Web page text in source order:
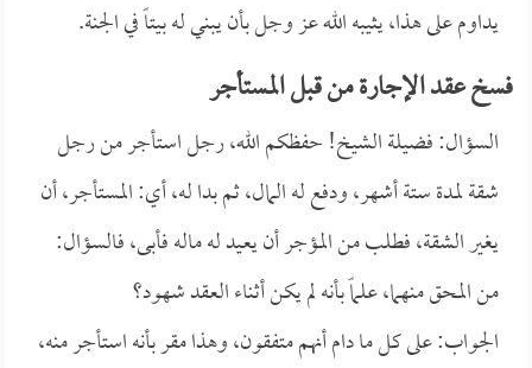
يداوم على هذا، يثيبه الله عز وجل بأن يبني له بيتاً في الجنة.
فسخ عقد الإجارة من قبل المستأجر
السؤال: فضيلة الشيخ! حفظكم الله، رجل استأجر من رجل
شقة لمدة ستة أشهر، ودفع له المال، ثم بدا له، أي: المستأجر، أن
يغير الشقة، فطلب من المؤجر أن يعيد له ماله فأبى، فالسؤال:
من المحق منهما، علماً بأنه لم يكن أثناء العقد شهود؟
الجواب: على كل ما دام أنهم متفقون، وهذا مقر بأنه استأجر منه،